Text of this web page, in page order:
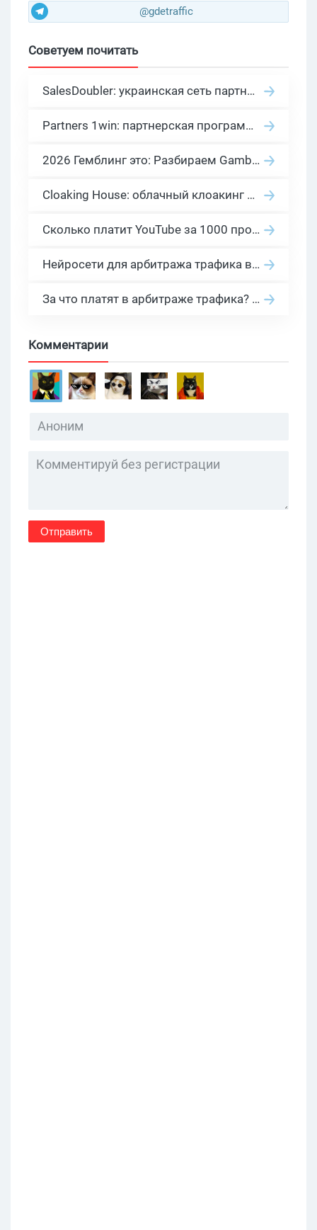
@gdetraffic
Советуем почитать
SalesDoubler: украинская сеть партнерских программ с оплатой за действие
Partners 1win: партнерская программа казино в нише гемблинг арбитраж
2026 Гемблинг это: Разбираем Gambling вертикаль, и все что связано с гемблинг и беттинг офферами
Cloaking House: облачный клоакинг для фильтрации ботов FB и Google Ads — гайд PHP-интеграции 2026
Сколько платит YouTube за 1000 просмотров в 2026: реальные цифры от 0.5 до 36 USD по ГЕО
Нейросети для арбитража трафика в 2026: инструменты, кейсы и AI-медиабайеры
За что платят в арбитраже трафика? 30 моделей оплаты в бурж и СНГ партнерках
Комментарии
Отправить